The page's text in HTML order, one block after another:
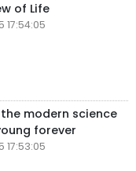
of Life
17:54:05
modern science
forever
17:53:05